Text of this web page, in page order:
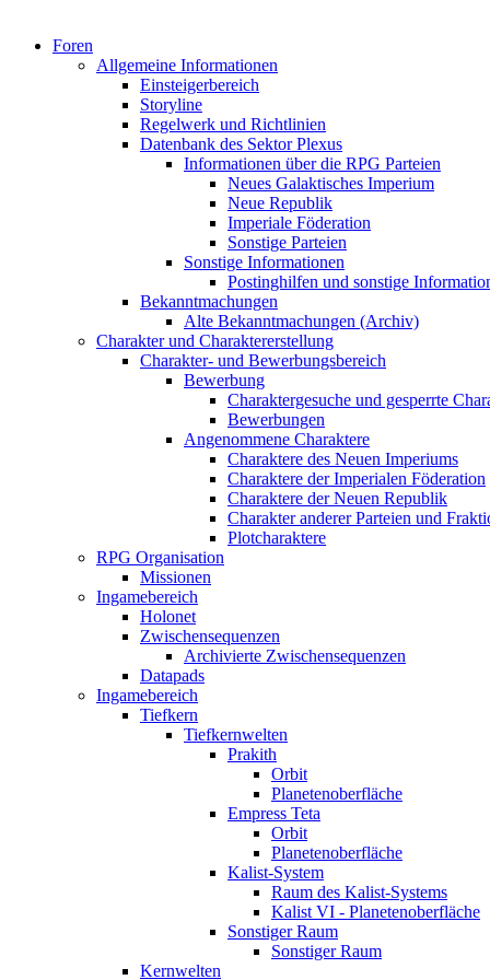
Foren
Allgemeine Informationen
Einsteigerbereich
Storyline
Regelwerk und Richtlinien
Datenbank des Sektor Plexus
Informationen über die RPG Parteien
Neues Galaktisches Imperium
Neue Republik
Imperiale Föderation
Sonstige Parteien
Sonstige Informationen
Postinghilfen und sonstige
Bekanntmachungen
Alte Bekanntmachungen (Archiv)
Charakter und Charaktererstellung
Charakter- und Bewerbungsbereich
Bewerbung
Charaktergesuche und gesperrte
Bewerbungen
Angenommene Charaktere
Charaktere des Neuen Imperiums
Charaktere der Imperialen Föderation
Charaktere der Neuen Republik
Charakter anderer Parteien und
Plotcharaktere
RPG Organisation
Missionen
Ingamebereich
Holonet
Zwischensequenzen
Archivierte Zwischensequenzen
Datapads
Ingamebereich
Tiefkern
Tiefkernwelten
Prakith
Orbit
Planetenoberfläche
Empress Teta
Orbit
Planetenoberfläche
Kalist-System
Raum des Kalist-Systems
Kalist VI - Planetenoberfläche
Sonstiger Raum
Sonstiger Raum
Kernwelten